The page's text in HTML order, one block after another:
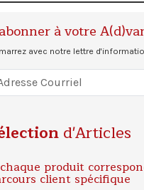
à votre
avec notre lettre
d'Articles
produit
client spécifique